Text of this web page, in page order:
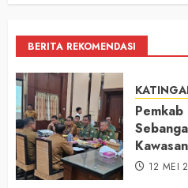
BERITA REKOMENDASI
12 MEI